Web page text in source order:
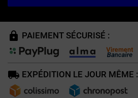
PAIEMENT SÉCURISÉ :
EXPÉDITION LE JOUR MÊME :